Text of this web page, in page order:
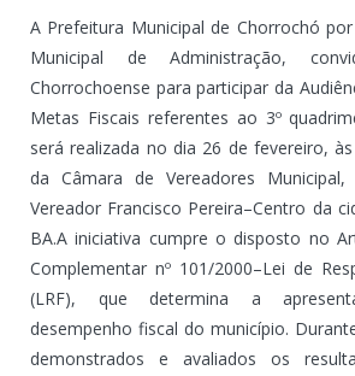
A Prefeitura Municipal de Chorrochó
Municipal de Administração,
Chorrochoense para participar da
Metas Fiscais referentes ao 3º
será realizada no dia 26 de fevereiro,
da Câmara de Vereadores
Vereador Francisco Pereira–Centro da
BA.A iniciativa cumpre o disposto no
Complementar nº 101/2000–Lei de
(LRF), que determina a
desempenho fiscal do município.
demonstrados e avaliados os